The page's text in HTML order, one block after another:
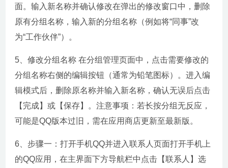
面。输入新名称并确认修改在弹出的修改窗口中，删除
原有分组名称，输入新的分组名称（例如将“同事”改
为“工作伙伴”）。
5、修改分组名称 在分组管理页面中，点击需要修改的
分组名称右侧的编辑按钮（通常为铅笔图标）。进入编
辑模式后，删除原名称并输入新名称，确认无误后点击
【完成】或【保存】。注意事项：若长按分组无反应，
可能是QQ版本过旧，需在应用商店更新至最新版。
6、步骤一：打开手机QQ并进入联系人页面打开手机上
的QQ应用，在主界面下方导航栏中点击【联系人】选